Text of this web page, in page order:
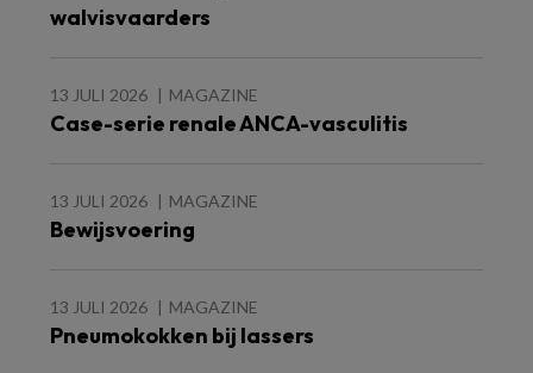
walvisvaarders
13 JULI 2026 MAGAZINE
Case-serie renale ANCA-vasculitis
13 JULI 2026 MAGAZINE
Bewijsvoering
13 JULI 2026 MAGAZINE
Pneumokokken bij lassers